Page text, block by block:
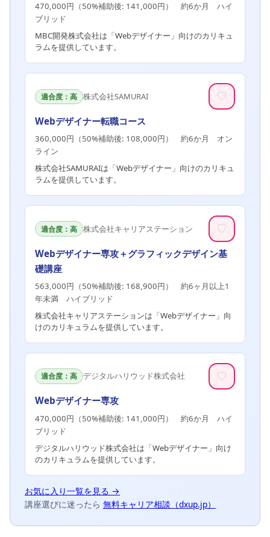
470,000円（50%補助後: 141,000円） 約6か月 ハイ
ブリッド
MBC開発株式会社は「Webデザイナー」向けのカリキュ
ラムを提供しています。
適合度：高 株式会社SAMURAI ♡
Webデザイナー転職コース
360,000円（50%補助後: 108,000円） 約6か月 オン
ライン
株式会社SAMURAIは「Webデザイナー」向けのカリキュ
ラムを提供しています。
適合度：高 株式会社キャリアステーション ♡
Webデザイナー専攻＋グラフィックデザイン基
礎講座
563,000円（50%補助後: 168,900円） 約6ヶ月以上1
年未満 ハイブリッド
株式会社キャリアステーションは「Webデザイナー」向
けのカリキュラムを提供しています。
適合度：高 デジタルハリウッド株式会社 ♡
Webデザイナー専攻
470,000円（50%補助後: 141,000円） 約6か月 ハイ
ブリッド
デジタルハリウッド株式会社は「Webデザイナー」向け
のカリキュラムを提供しています。
お気に入り一覧を見る →
講座選びに迷ったら 無料キャリア相談（dxup.jp）